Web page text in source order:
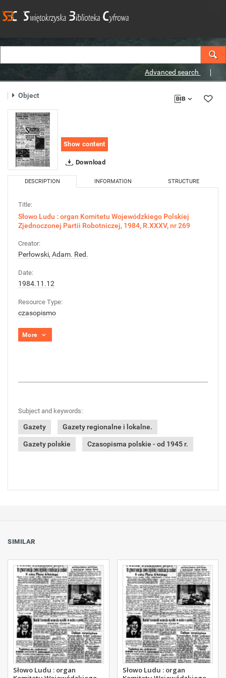
Advanced search
Object
Show content
Download
DESCRIPTION INFORMATION STRUCTURE
Title:
Słowo Ludu : organ Komitetu Wojewódzkiego Polskiej
Zjednoczonej Partii Robotniczej, 1984, R.XXXV, nr 269
Creator:
Perłowski, Adam. Red.
Date:
1984.11.12
Resource Type:
czasopismo
More
Subject and keywords:
Gazety Gazety regionalne i lokalne.
Gazety polskie Czasopisma polskie - od 1945 r.
SIMILAR
Słowo Ludu : organ
Słowo Ludu : organ